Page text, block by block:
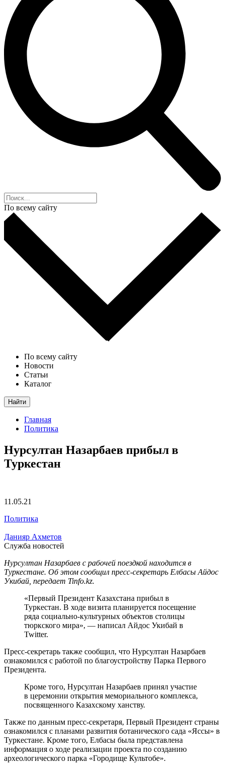
По всему сайту
По всему сайту
Новости
Статьи
Каталог
Найти
Главная
Политика
Нурсултан Назарбаев прибыл в
Туркестан
11.05.21
Политика
Данияр Ахметов
Служба новостей
Нурсултан Назарбаев c рабочей поездкой находится в
Туркестане. Об этом сообщил пресс-секретарь Елбасы Айдос
Укибай, передает Tinfo.kz.
«Первый Президент Казахстана прибыл в
Туркестан. В ходе визита планируется посещение
ряда социально-культурных объектов столицы
тюркского мира», — написал Айдос Укибай в
Twitter.
Пресс-секретарь также сообщил, что Нурсултан Назарбаев
ознакомился с работой по благоустройству Парка Первого
Президента.
Кроме того, Нурсултан Назарбаев принял участие
в церемонии открытия мемориального комплекса,
посвященного Казахскому ханству.
Также по данным пресс-секретаря, Первый Президент страны
ознакомился с планами развития ботанического сада «Яссы» в
Туркестане. Кроме того, Елбасы была представлена
информация о ходе реализации проекта по созданию
археологического парка «Городище Культобе».